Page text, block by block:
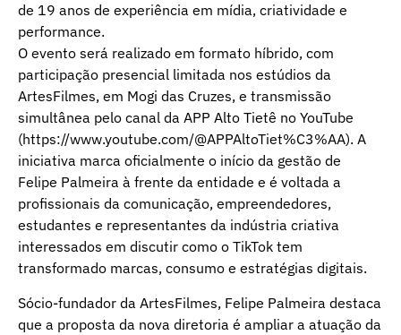
de 19 anos de experiência em mídia, criatividade e
performance.
O evento será realizado em formato híbrido, com
participação presencial limitada nos estúdios da
ArtesFilmes, em Mogi das Cruzes, e transmissão
simultânea pelo canal da APP Alto Tietê no YouTube
(https://www.youtube.com/@APPAltoTiet%C3%AA). A
iniciativa marca oficialmente o início da gestão de
Felipe Palmeira à frente da entidade e é voltada a
profissionais da comunicação, empreendedores,
estudantes e representantes da indústria criativa
interessados em discutir como o TikTok tem
transformado marcas, consumo e estratégias digitais.
Sócio-fundador da ArtesFilmes, Felipe Palmeira destaca
que a proposta da nova diretoria é ampliar a atuação da